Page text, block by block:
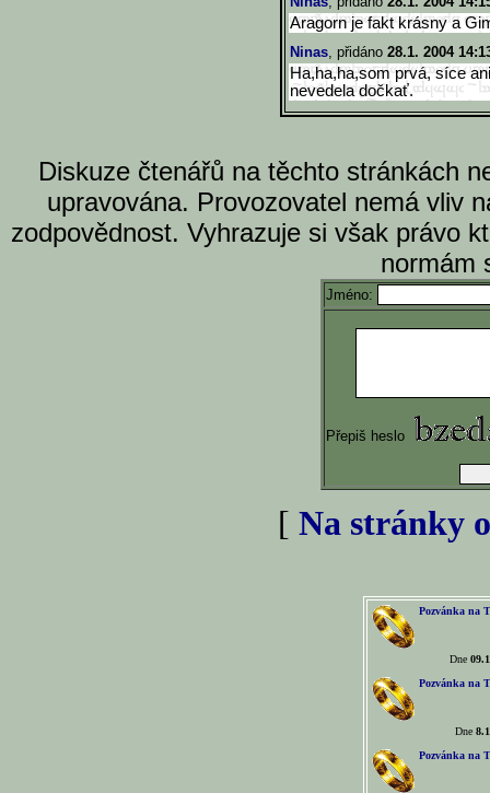
Aragorn je fakt krásny a
Ninas, přidáno 28.1. 2004
Ha,ha,ha,som prvá, síce
nevedela dočkať.
Diskuze čtenářů na těchto stránkách
upravována. Provozovatel nemá vliv
zodpovědnost. Vyhrazuje si však právo
normám
Jméno:
Přepiš heslo
[ Na stránky
Pozvánka na
Dne
Pozvánka na
Dne
Pozvánka na